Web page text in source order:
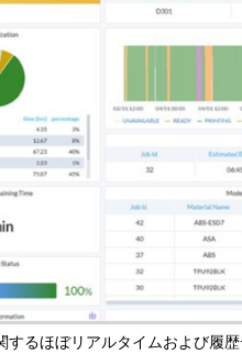
するほぼリアルタイムおよび履歴